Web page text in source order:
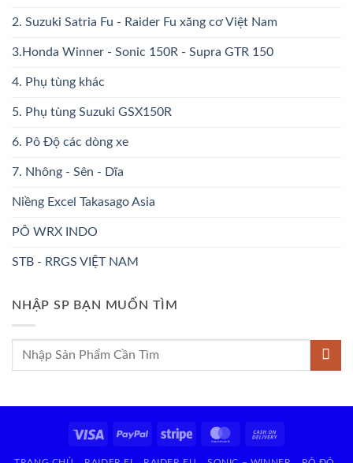
2. Suzuki Satria Fu - Raider Fu xăng cơ Việt Nam
3.Honda Winner - Sonic 150R - Supra GTR 150
4. Phụ tùng khác
5. Phụ tùng Suzuki GSX150R
6. Pô Độ các dòng xe
7. Nhông - Sên - Dĩa
Niềng Excel Takasago Asia
PÔ WRX INDO
STB - RRGS VIỆT NAM
NHẬP SP BẠN MUỐN TÌM
Visa PayPal Stripe MasterCard